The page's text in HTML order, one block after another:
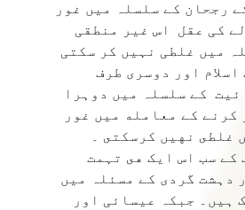
رجحان کے سلسلہ میں غور
کی عقل اس غیر منطقی
میں غلطی نہیں کر سکتی
اسلام اور دوسری طرف
کے سلسلہ میں دوہرا
كرنے كے معامله ميں غور
غلطى نهيں كرسكتى ۔
کے سب اس ایک هى تہمت
دہشت گردی کے مسئلہ میں
ہیں۔ جبکہ عیسائی اور